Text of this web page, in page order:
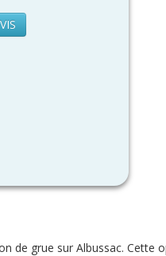
de grue sur Albussac. Cette